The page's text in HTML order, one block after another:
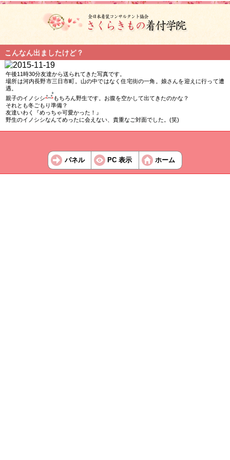
こんなん出ましたけど？
午後11時30分友達から送られてきた写真です。
場所は河内長野市三日市町。山の中ではなく住宅街の一角。娘さんを迎えに行って遭
遇。
親子のイノシシ
もちろん野生です。お腹を空かして出てきたのかな？
それとも冬ごもり準備？
友達いわく『めっちゃ可愛かった！』
野生のイノシシなんてめったに会えない、貴重なご対面でした。(笑)
パネル PC 表示 ホーム